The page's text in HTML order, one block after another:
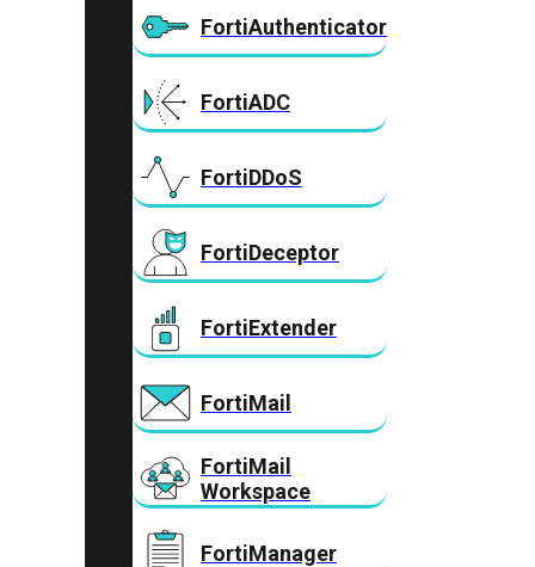
FortiAuthenticator
FortiADC
FortiDDoS
FortiDeceptor
FortiExtender
FortiMail
FortiMail
Workspace
FortiManager